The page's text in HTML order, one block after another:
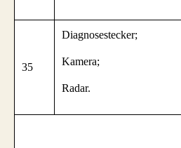
35
Diagnosestecker;
Kamera;
Radar.